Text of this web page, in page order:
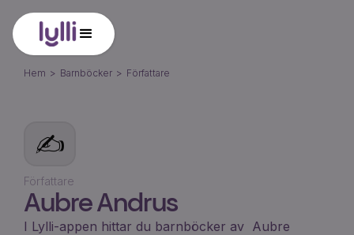
Hem > Barnböcker > Författare
✍️
Författare
Aubre Andrus
I Lylli-appen hittar du barnböcker av Aubre